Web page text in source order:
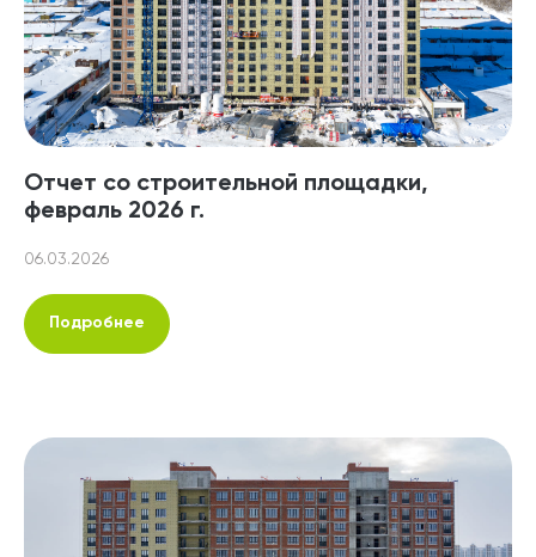
Отчет со строительной площадки,
февраль 2026 г.
06.03.2026
Подробнее